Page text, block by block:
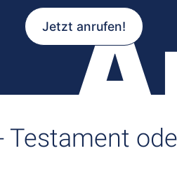
Jetzt anrufen!
Testament